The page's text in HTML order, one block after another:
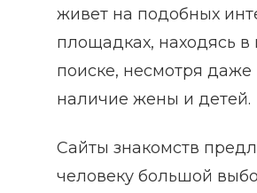
живет на подобных
площадках, находясь в
поиске, несмотря даже
наличие жены и детей.
Сайты знакомств
человеку большой